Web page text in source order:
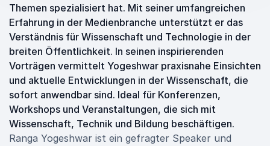
Themen spezialisiert hat. Mit seiner umfangreichen
Erfahrung in der Medienbranche unterstützt er das
Verständnis für Wissenschaft und Technologie in der
breiten Öffentlichkeit. In seinen inspirierenden
Vorträgen vermittelt Yogeshwar praxisnahe Einsichten
und aktuelle Entwicklungen in der Wissenschaft, die
sofort anwendbar sind. Ideal für Konferenzen,
Workshops und Veranstaltungen, die sich mit
Wissenschaft, Technik und Bildung beschäftigen.
Ranga Yogeshwar ist ein gefragter Speaker und